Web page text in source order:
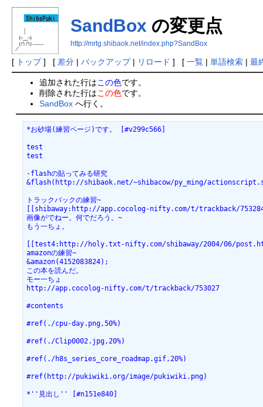
SandBox の変更点
http://mrtg.shibaok.net/index.php?SandBox
[ トップ] [ 差分| バックアップ| リロード ] [ 一覧| 単語検索| 最
追加された行はこの色です。
削除された行はこの色です。
SandBoxへ行く。
*お砂場(練習ページ)です。 [#v299c566]
test
test
-flashの貼ってみる研究
&flash(http://shibaok.net/~shibacow/py_ming/
トラックバックの練習~
[[shibaway:http://app.cocolog-nifty.com/t/trackback/
画像がでねー。何でだろう。~
もう一ちょ。
[[test4:http://holy.txt-nifty.com/shibaway/2004/06/
amazonの練習~
&amazon(4152083824);
この本を読んだ。
モー一ちょ
http://app.cocolog-nifty.com/t/trackback/753027
#contents
#ref(./cpu-day.png,50%)
#ref(./Clip0002.jpg,20%)
#ref(./h8s_series_core_roadmap.gif,20%)
#ref(http://pukiwiki.org/image/pukiwiki.png)
*''見出し'' [#n151e840]